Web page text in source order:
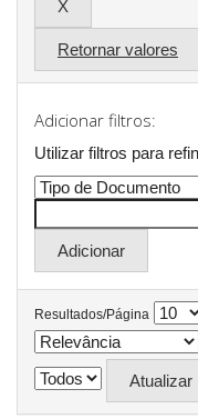
Retornar valores
Adicionar filtros:
Utilizar filtros para
Resultados/Página